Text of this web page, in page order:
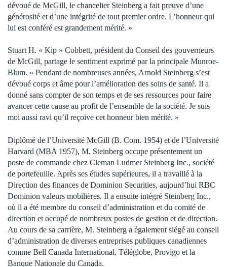
dévoué de McGill, le chancelier Steinberg a fait preuve d’une
générosité et d’une intégrité de tout premier ordre. L’honneur qui
lui est conféré est grandement mérité. »
Stuart H. « Kip » Cobbett, président du Conseil des gouverneurs
de McGill, partage le sentiment exprimé par la principale Munroe-
Blum. « Pendant de nombreuses années, Arnold Steinberg s’est
dévoué corps et âme pour l’amélioration des soins de santé. Il a
donné sans compter de son temps et de ses ressources pour faire
avancer cette cause au profit de l’ensemble de la société. Je suis
moi aussi ravi qu’il reçoive cet honneur bien mérité. »
Diplômé de l’Université McGill (B. Com. 1954) et de l’Université
Harvard (MBA 1957), M. Steinberg occupe présentement un
poste de commande chez Cleman Ludmer Steinberg Inc., société
de portefeuille. Après ses études supérieures, il a travaillé à la
Direction des finances de Dominion Securities, aujourd’hui RBC
Dominion valeurs mobilières. Il a ensuite intégré Steinberg Inc.,
où il a été membre du conseil d’administration et du comité de
direction et occupé de nombreux postes de gestion et de direction.
Au cours de sa carrière, M. Steinberg a également siégé au conseil
d’administration de diverses entreprises publiques canadiennes
comme Bell Canada International, Téléglobe, Provigo et la
Banque Nationale du Canada.